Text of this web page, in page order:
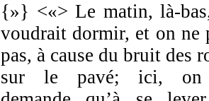
{»} <«> Le matin, là-
voudrait dormir, et on ne
pas, à cause du bruit des
sur le pavé; ici, on